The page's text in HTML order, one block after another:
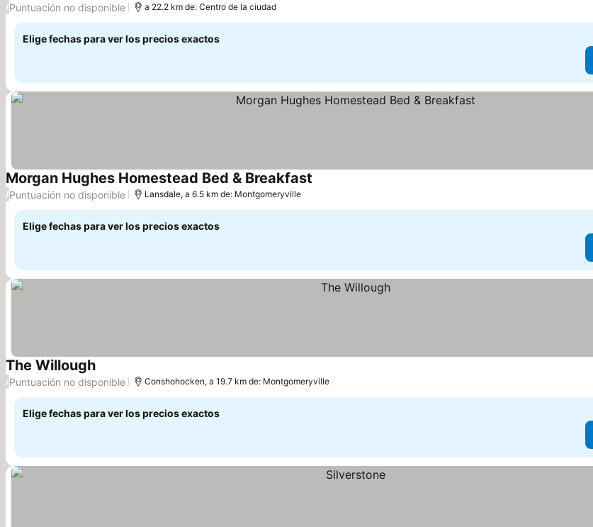
/Puntuación no disponible a 22.2 km de: Centro de la ciudad
Elige fechas para ver los precios exactos
Morgan Hughes Homestead Bed & Breakfast
/Puntuación no disponible Lansdale, a 6.5 km de: Montgomeryville
Elige fechas para ver los precios exactos
The WilloughVer precios
/Puntuación no disponible Conshohocken, a 19.7 km de: Montgomeryville
Elige fechas para ver los precios exactos